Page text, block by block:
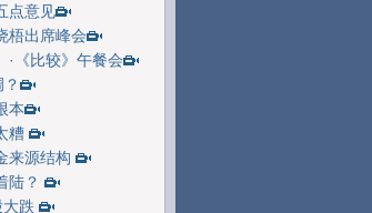
点意见
梧出席峰会
·《比较》午餐会
本
糟
来源结构
陆？
跌